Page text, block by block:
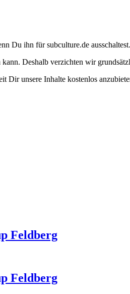
Du ihn für subculture.de ausschaltest.
Deshalb verzichten wir
unsere Inhalte kostenlos
Feldberg
Feldberg